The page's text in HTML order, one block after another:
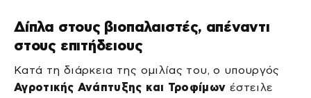
Δίπλα στους βιοπαλαιστές, απέναντι
στους επιτήδειους
Κατά τη διάρκεια της ομιλίας του, ο υπουργός
Αγροτικής Ανάπτυξης και Τροφίμων έστειλε